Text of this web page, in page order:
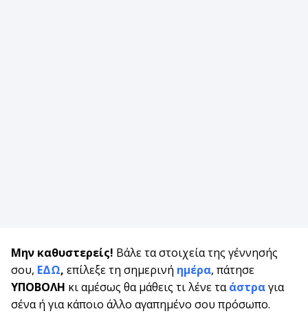
Μην καθυστερείς! Βάλε τα στοιχεία της γέννησής
σου, ΕΔΩ, επίλεξε τη σημερινή ημέρα, πάτησε
ΥΠΟΒΟΛΗ κι αμέσως θα μάθεις τι λένε ταάστραγια
σένα ή για κάποιο άλλο αγαπημένο σου πρόσωπο.